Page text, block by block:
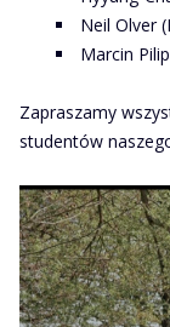
Neil Olver
Marcin
Zapraszamy
studentów